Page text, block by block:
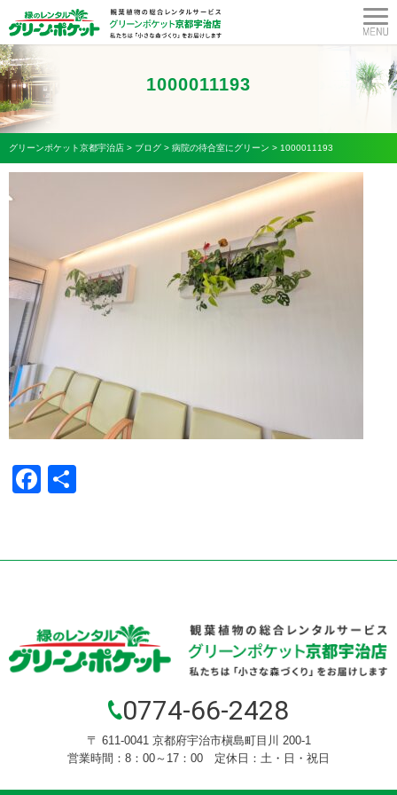
1000011193
グリーンポケット京都宇治店 > ブログ > 病院の待合室にグリーン > 1000011193
Facebook
0774-66-2428
〒 611-0041 京都府宇治市槇島町目川 200-1
営業時間：8：00～17：00 定休日：土・日・祝日